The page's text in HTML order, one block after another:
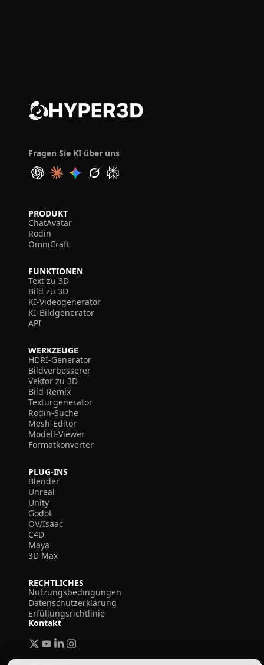
Fragen Sie KI über uns
PRODUKT
ChatAvatar
Rodin
OmniCraft
FUNKTIONEN
Text zu 3D
Bild zu 3D
KI-Videogenerator
KI-Bildgenerator
API
WERKZEUGE
HDRI-Generator
Bildverbesserer
Vektor zu 3D
Bild-Remix
Texturgenerator
Rodin-Suche
Mesh-Editor
Modell-Viewer
Formatkonverter
PLUG-INS
Blender
Unreal
Unity
Godot
OV/Isaac
C4D
Maya
3D Max
RECHTLICHES
Nutzungsbedingungen
Datenschutzerklärung
Erfüllungsrichtlinie
Kontakt